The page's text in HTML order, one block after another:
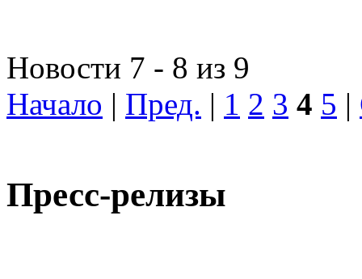
Новости 7 - 8 из 9
Начало | Пред. | 1 2 3 4 5 |
Пресс-релизы